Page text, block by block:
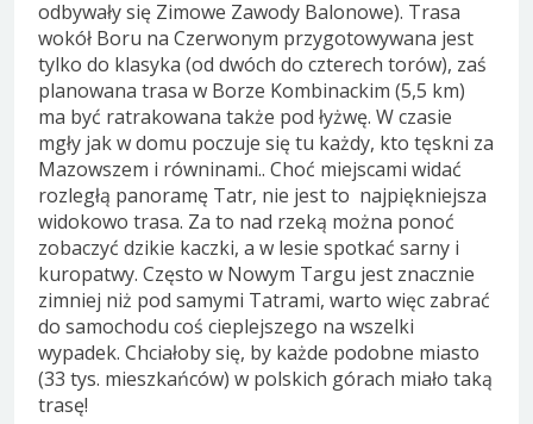
odbywały się Zimowe Zawody Balonowe). Trasa
wokół Boru na Czerwonym przygotowywana jest
tylko do klasyka (od dwóch do czterech torów), zaś
planowana trasa w Borze Kombinackim (5,5 km)
ma być ratrakowana także pod łyżwę. W czasie
mgły jak w domu poczuje się tu każdy, kto tęskni za
Mazowszem i równinami.. Choć miejscami widać
rozległą panoramę Tatr, nie jest to najpiękniejsza
widokowo trasa. Za to nad rzeką można ponoć
zobaczyć dzikie kaczki, a w lesie spotkać sarny i
kuropatwy. Często w Nowym Targu jest znacznie
zimniej niż pod samymi Tatrami, warto więc zabrać
do samochodu coś cieplejszego na wszelki
wypadek. Chciałoby się, by każde podobne miasto
(33 tys. mieszkańców) w polskich górach miało taką
trasę!